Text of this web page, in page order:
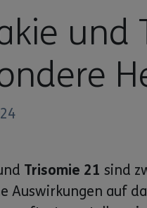
und
Trisomie 21 sind
Auswirkungen auf